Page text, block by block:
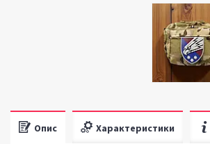
Опис Характеристики